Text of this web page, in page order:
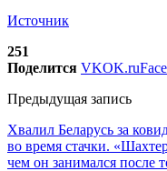
Источник
251
Поделится VKOK.ru
Предыдущая запись
Хвалил Беларусь за
во время стачки.
чем он занимался после